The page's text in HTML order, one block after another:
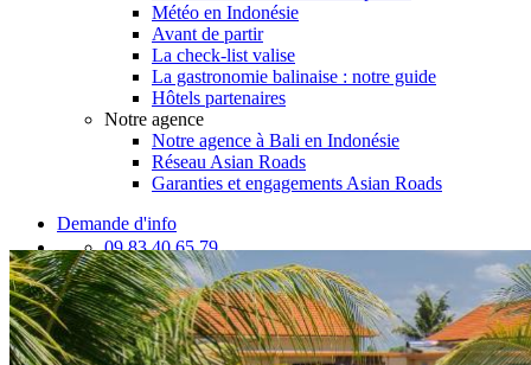
Météo en Indonésie
Avant de partir
La check-list valise
La gastronomie balinaise : notre guide
Hôtels partenaires
Notre agence
Notre agence à Bali en Indonésie
Réseau Asian Roads
Garanties et engagements Asian Roads
Demande d'info
09 83 40 65 79